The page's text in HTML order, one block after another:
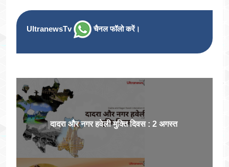
UltranewsTv चैनल फॉलो करें।
दादरा और नगर हवेली मुक्ति दिवस : 2 अगस्त